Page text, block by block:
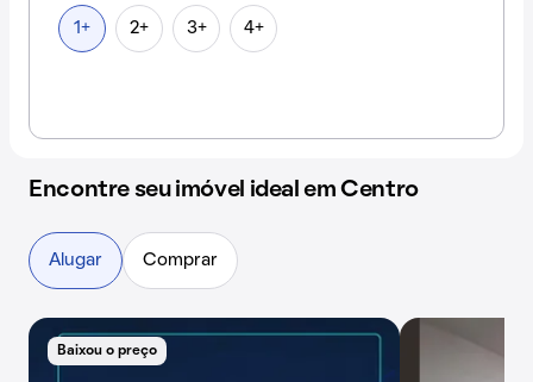
1+ 2+ 3+ 4+
Encontre seu imóvel ideal em Centro
Baixou o preço
Alugar Comprar